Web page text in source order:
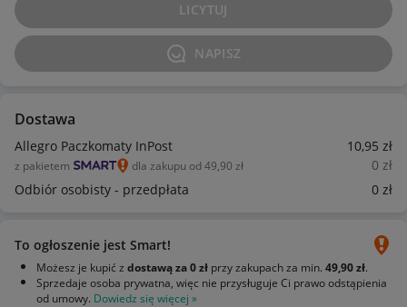
NAPISZ
LICYTUJ
Dostawa
Allegro Paczkomaty InPost 10,95 zł
z pakietem dla zakupu od 49,90 zł 0 zł
Odbiór osobisty - przedpłata
0 zł
To ogłoszenie jest Smart!
Możesz je kupić z dostawą za 0 zł przy zakupach za min. 49,90 zł.
Sprzedaje osoba prywatna, więc nie przysługuje Ci prawo odstąpienia
od umowy. Dowiedz się więcej »